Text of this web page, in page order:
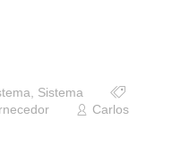
Sistema
Carlos